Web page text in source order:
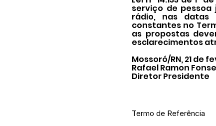
serviço de
rádio, nas datas
constantes no
as propostas
esclarecimentos
Mossoró/RN, 21 de
Rafael Ramon
Diretor Presidente
Termo de Referência